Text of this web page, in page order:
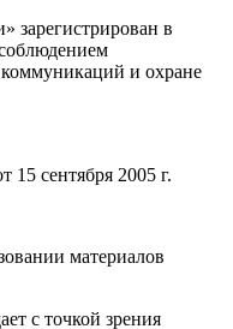
зарегистрирован в
коммуникаций и охране
сентября 2005 г.
материалов
с точкой зрения